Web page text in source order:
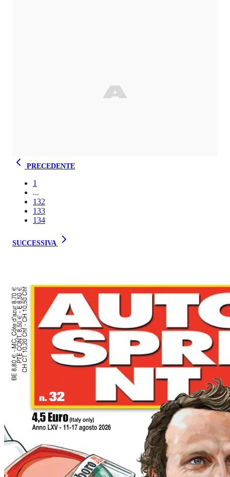
PRECEDENTE
1
...
132
133
134
SUCCESSIVA